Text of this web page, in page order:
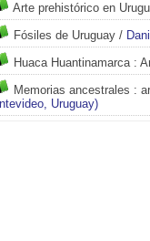
Arte prehistórico en
Fósiles de Uruguay /
Huaca Huantinamarca:
Memorias ancestrales :
Uruguay)